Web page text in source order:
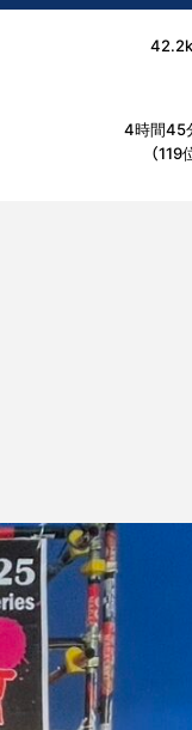
4時間45
（119